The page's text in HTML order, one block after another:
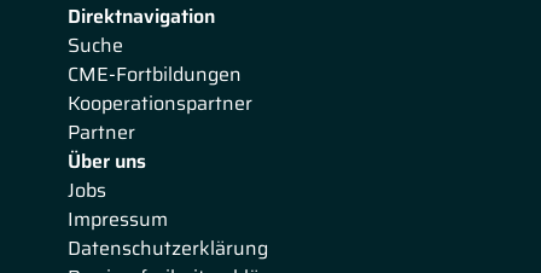
Direktnavigation
Suche
CME-Fortbildungen
Kooperationspartner
Partner
Über uns
Jobs
Impressum
Datenschutzerklärung